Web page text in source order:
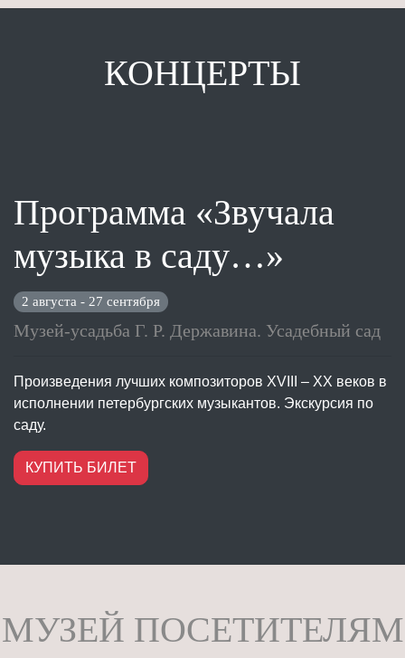
КОНЦЕРТЫ
Программа «Звучала
музыка в саду…»
2 августа - 27 сентября
Музей-усадьба Г. Р. Державина. Усадебный сад
Произведения лучших композиторов XVIII – XX веков в
исполнении петербургских музыкантов. Экскурсия по
саду.
КУПИТЬ БИЛЕТ
МУЗЕЙ ПОСЕТИТЕЛЯМ